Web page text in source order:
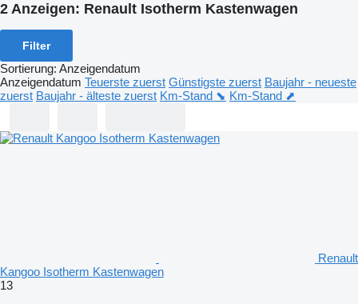
2 Anzeigen: Renault Isotherm Kastenwagen
Filter
Sortierung: Anzeigendatum
Anzeigendatum Teuerste zuerst Günstigste zuerst Baujahr - neueste
zuerst Baujahr - älteste zuerst Km-Stand ⬊ Km-Stand ⬈
Renault
Kangoo Isotherm Kastenwagen
13